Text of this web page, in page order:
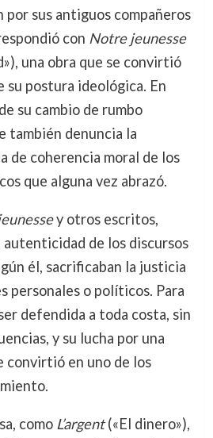
por sus antiguos compañeros
con Notre jeunesse
una obra que se convirtió
su postura ideológica. En
su cambio de rumbo
también denuncia la
de coherencia moral de los
que alguna vez abrazó.
y otros escritos,
autenticidad de los discursos
él, sacrificaban la justicia
personales o políticos. Para
defendida a toda costa, sin
y su lucha por una
convirtió en uno de los
como L’argent(«El dinero»),